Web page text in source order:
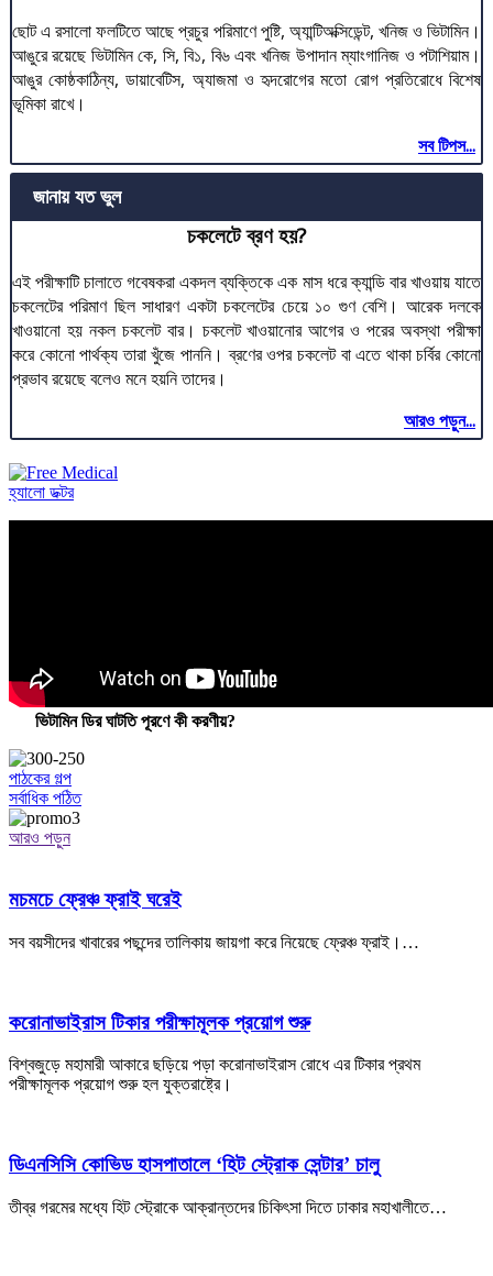
ছোট এ রসালো ফলটিতে আছে প্রচুর পরিমাণে পুষ্টি, অ্যান্টিঅক্সিডেন্ট, খনিজ ও ভিটামিন।
আঙুরে রয়েছে ভিটামিন কে, সি, বি১, বি৬ এবং খনিজ উপাদান ম্যাংগানিজ ও পটাশিয়াম।
আঙুর কোষ্ঠকাঠিন্য, ডায়াবেটিস, অ্যাজমা ও হৃদরোগের মতো রোগ প্রতিরোধে বিশেষ
ভূমিকা রাখে।
সব টিপস...
জানায় যত ভুল
চকলেটে ব্রণ হয়?
এই পরীক্ষাটি চালাতে গবেষকরা একদল ব্যক্তিকে এক মাস ধরে ক্যান্ডি বার খাওয়ায় যাতে
চকলেটের পরিমাণ ছিল সাধারণ একটা চকলেটের চেয়ে ১০ গুণ বেশি। আরেক দলকে
খাওয়ানো হয় নকল চকলেট বার। চকলেট খাওয়ানোর আগের ও পরের অবস্থা পরীক্ষা
করে কোনো পার্থক্য তারা খুঁজে পাননি। ব্রণের ওপর চকলেট বা এতে থাকা চর্বির কোনো
প্রভাব রয়েছে বলেও মনে হয়নি তাদের।
আরও পড়ুন...
হ্যালো ডক্টর
ভিটামিন ডির ঘাটতি পূরণে কী করণীয়?
পাঠকের গল্প
সর্বাধিক পঠিত
আরও পড়ুন
মচমচে ফ্রেঞ্চ ফ্রাই ঘরেই
সব বয়সীদের খাবারের পছন্দের তালিকায় জায়গা করে নিয়েছে ফ্রেঞ্চ ফ্রাই।…
করোনাভাইরাস টিকার পরীক্ষামূলক প্রয়োগ শুরু
বিশ্বজুড়ে মহামারী আকারে ছড়িয়ে পড়া করোনাভাইরাস রোধে এর টিকার প্রথম
পরীক্ষামূলক প্রয়োগ শুরু হল যুক্তরাষ্ট্রে।
ডিএনসিসি কোভিড হাসপাতালে ‘হিট স্ট্রোক সেন্টার’ চালু
তীব্র গরমের মধ্যে হিট স্ট্রোকে আক্রান্তদের চিকিৎসা দিতে ঢাকার মহাখালীতে…